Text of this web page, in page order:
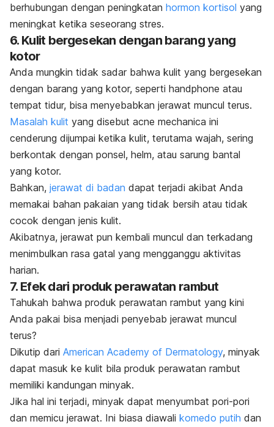
berhubungan dengan peningkatan hormon kortisol yang
meningkat ketika seseorang stres.
6. Kulit bergesekan dengan barang yang
kotor
Anda mungkin tidak sadar bahwa kulit yang bergesekan
dengan barang yang kotor, seperti handphone atau
tempat tidur, bisa menyebabkan jerawat muncul terus.
Masalah kulit yang disebut acne mechanica ini
cenderung dijumpai ketika kulit, terutama wajah, sering
berkontak dengan ponsel, helm, atau sarung bantal
yang kotor.
Bahkan, jerawat di badan dapat terjadi akibat Anda
memakai bahan pakaian yang tidak bersih atau tidak
cocok dengan jenis kulit.
Akibatnya, jerawat pun kembali muncul dan terkadang
menimbulkan rasa gatal yang mengganggu aktivitas
harian.
7. Efek dari produk perawatan rambut
Tahukah bahwa produk perawatan rambut yang kini
Anda pakai bisa menjadi penyebab jerawat muncul
terus?
Dikutip dari American Academy of Dermatology, minyak
dapat masuk ke kulit bila produk perawatan rambut
memiliki kandungan minyak.
Jika hal ini terjadi, minyak dapat menyumbat pori-pori
dan memicu jerawat. Ini biasa diawali komedo putih dan